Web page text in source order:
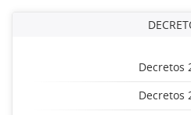
Decretos
Decretos